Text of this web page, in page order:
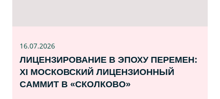
16.07.2026
ЛИЦЕНЗИРОВАНИЕ В ЭПОХУ ПЕРЕМЕН:
XI МОСКОВСКИЙ ЛИЦЕНЗИОННЫЙ
САММИТ В «СКОЛКОВО»